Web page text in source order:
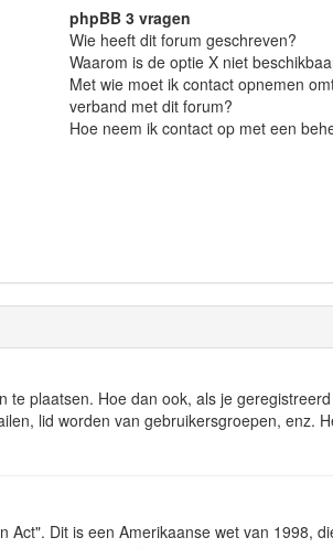
phpBB 3 vragen
Wie heeft dit forum geschreven?
Waarom is de optie X niet
Met wie moet ik contact opnemen
verband met dit forum?
Hoe neem ik contact op met een
plaatsen. Hoe dan ook, als je
lid worden van gebruikersgroepen, enz.
Dit is een Amerikaanse wet van 1998,